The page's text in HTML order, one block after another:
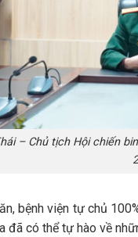
– Chủ tịch Hội chiến
bệnh viện tự chủ
đã có thể tự hào về